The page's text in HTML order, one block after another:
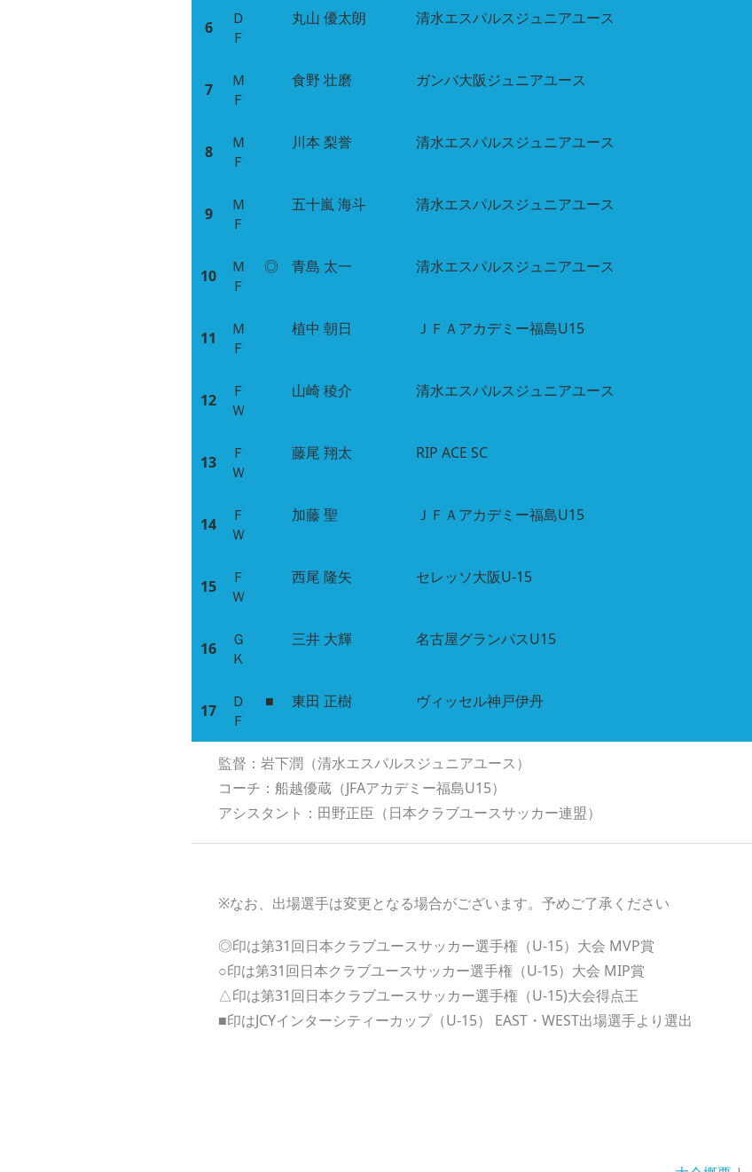
6
Ｄ
Ｆ
丸山 優太朗 清水エスパルスジュニアユース
7
Ｍ
Ｆ
食野 壮磨 ガンバ大阪ジュニアユース
8
Ｍ
Ｆ
川本 梨誉 清水エスパルスジュニアユース
9
Ｍ
Ｆ
五十嵐 海斗 清水エスパルスジュニアユース
10
Ｍ
Ｆ
◎ 青島 太一 清水エスパルスジュニアユース
11
Ｍ
Ｆ
植中 朝日 ＪＦＡアカデミー福島U15
12
Ｆ
Ｗ
山崎 稜介 清水エスパルスジュニアユース
13
Ｆ
Ｗ
藤尾 翔太 RIP ACE SC
14
Ｆ
Ｗ
加藤 聖 ＪＦＡアカデミー福島U15
15
Ｆ
Ｗ
西尾 隆矢 セレッソ大阪U-15
16
Ｇ
Ｋ
三井 大輝 名古屋グランパスU15
17
Ｄ
Ｆ
■ 東田 正樹 ヴィッセル神戸伊丹
監督：岩下潤（清水エスパルスジュニアユース）
コーチ：船越優蔵（JFAアカデミー福島U15）
アシスタント：田野正臣（日本クラブユースサッカー連盟）
※なお、出場選手は変更となる場合がございます。予めご了承ください
◎印は第31回日本クラブユースサッカー選手権（U-15）大会 MVP賞
○印は第31回日本クラブユースサッカー選手権（U-15）大会 MIP賞
△印は第31回日本クラブユースサッカー選手権（U-15)大会得点王
■印はJCYインターシティーカップ（U-15） EAST・WEST出場選手より選出